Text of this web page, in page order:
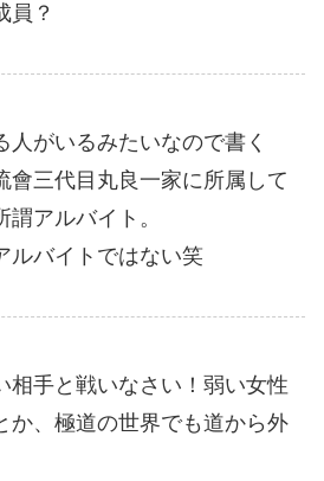
員？
人がいるみたいなので書く
會三代目丸良一家に所属して
アルバイト。
ルバイトではない笑
相手と戦いなさい！弱い女性
か、極道の世界でも道から外